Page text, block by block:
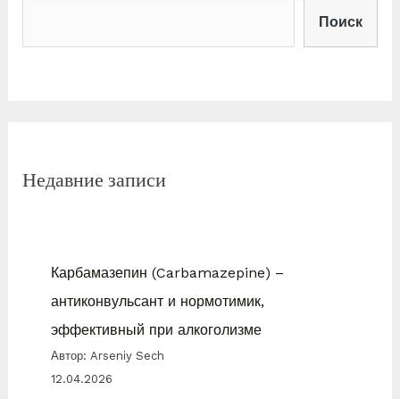
Поиск
Недавние записи
Карбамазепин (Carbamazepine) –
антиконвульсант и нормотимик,
эффективный при алкоголизме
Автор: Arseniy Sech
12.04.2026